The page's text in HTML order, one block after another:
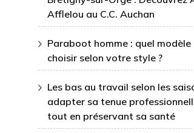
Afflelou au C.C. Auchan
Paraboot homme : quel modèle
choisir selon votre style ?
Les bas au travail selon les
adapter sa tenue
tout en préservant sa santé